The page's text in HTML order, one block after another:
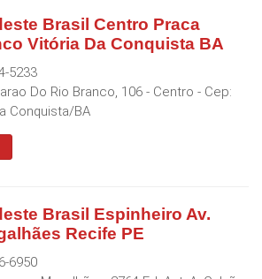
Brasil Centro Praca
Vitória Da Conquista BA
5233
Do Rio Branco, 106 - Centro - Cep:
Conquista/BA
Brasil Espinheiro Av.
Recife PE
6950